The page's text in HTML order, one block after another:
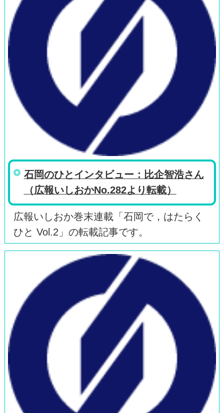
石岡のひとインタビュー：比企智浩さん
（広報いしおかNo.282より転載）
広報いしおか巻末連載「石岡で，はたらく
ひと Vol.2」の転載記事です。